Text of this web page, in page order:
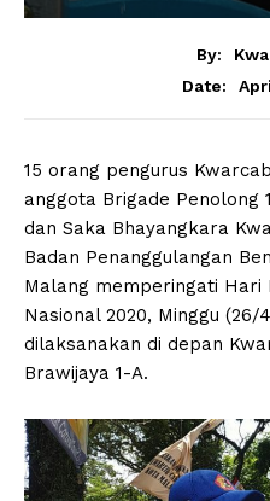
By:
Date:
15 orang pengurus
anggota Brigade Penolong
dan Saka Bhayangkara
Badan Penanggulangan
Malang memperingati Hari
Nasional 2020, Minggu (26/
dilaksanakan di depan
Brawijaya 1-A.